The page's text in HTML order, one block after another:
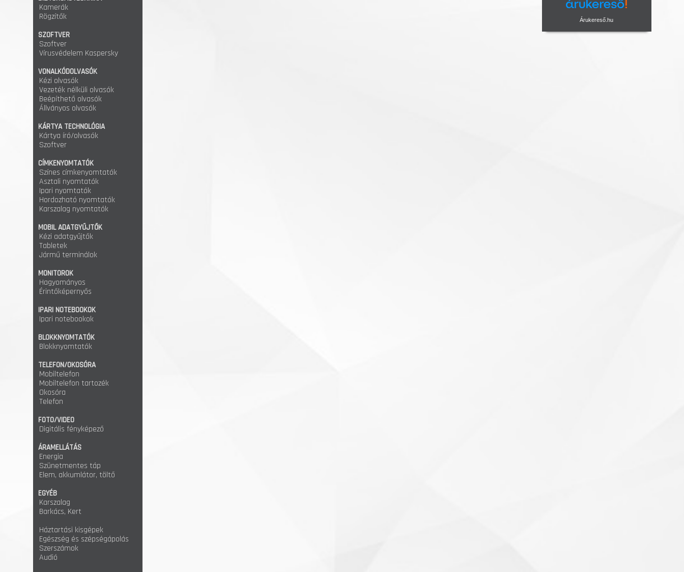
Kamerák
Rögzítők
SZOFTVER
Szoftver
Vírusvédelem Kaspersky
VONALKÓDOLVASÓK
Kézi olvasók
Vezeték nélküli olvasók
Beépíthető olvasók
Állványos olvasók
KÁRTYA TECHNOLÓGIA
Kártya író/olvasók
Szoftver
CÍMKENYOMTATÓK
Színes címkenyomtatók
Asztali nyomtatók
Ipari nyomtatók
Hordozható nyomtatók
Karszalag nyomtatók
MOBIL ADATGYŰJTŐK
Kézi adatgyűjtők
Tabletek
Jármű terminálok
MONITOROK
Hagyományos
Érintőképernyős
IPARI NOTEBOOKOK
Ipari notebookok
BLOKKNYOMTATÓK
Blokknyomtatók
TELEFON/OKOSÓRA
Mobiltelefon
Mobiltelefon tartozék
Okosóra
Telefon
FOTO/VIDEO
Digitális fényképező
ÁRAMELLÁTÁS
Energia
Szünetmentes táp
Elem, akkumlátor, töltő
EGYÉB
Karszalag
Barkács, Kert
Háztartási kisgépek
Egészség és szépségápolás
Szerszámok
Audió
Árukereső.hu